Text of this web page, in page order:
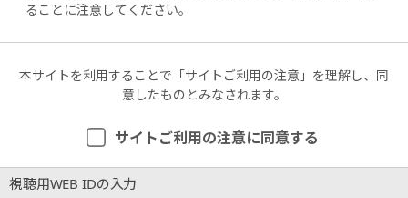
ることに注意してください。
本サイトを利用することで「サイトご利用の注意」を理解し、同
意したものとみなされます。
サイトご利用の注意に同意する
視聴用WEB IDの入力